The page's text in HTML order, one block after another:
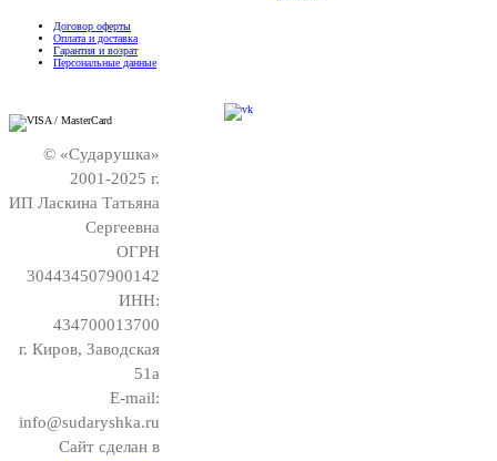
Договор оферты
Оплата и доставка
Гарантия и возрат
Персональные данные
© «Сударушка»
2001-2025 г.
ИП Ласкина Татьяна
Сергеевна
ОГРН
304434507900142
ИНН:
434700013700
г. Киров, Заводская
51а
E-mail:
info@sudaryshka.ru
Сайт сделан в